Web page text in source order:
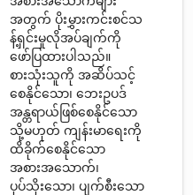
အတွက် ပိုးမွှားကင်းစင်သ
န့်ရှင်းမှုလိုအပ်ချက်ကို
ဖော်ပြထားပါသည်။
စားသုံးသူကို အဆိပ်သင့်
စေနိုင်သော၊ ဘေးဥပဒ်
အန္တရာယ်ဖြစ်စေနိုင်သော
သို့မဟုတ် ကျန်းမာရေးကို
ထိခိုက်စေနိုင်သော
အစားအသောက်၊
ပုပ်သိုးသော၊ ပျက်စီးသော